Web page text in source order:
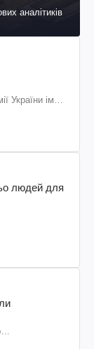
аналітиків
України ім.
людей для